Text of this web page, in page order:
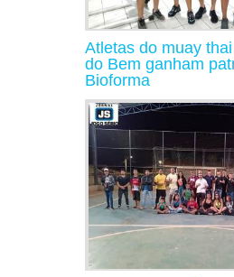
Atletas do muay
do Bem ganham
Bioforma